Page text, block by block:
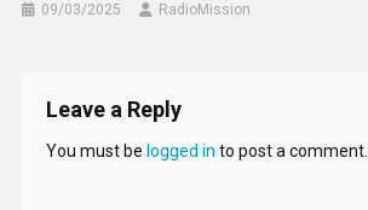
09/03/2025 RadioMission
Leave a Reply
You must be logged in to post a comment.